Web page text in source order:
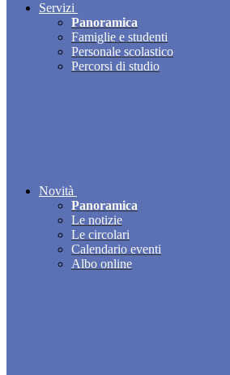
Servizi
Panoramica
Famiglie e studenti
Personale scolastico
Percorsi di studio
Novità
Panoramica
Le notizie
Le circolari
Calendario eventi
Albo online